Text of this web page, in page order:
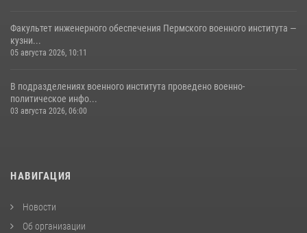
Факультет инженерного обеспечения Пермского военного института —
кузни...
05 августа 2026, 10:11
В подразделениях военного института проведено военно-
политическое инфо...
03 августа 2026, 06:00
НАВИГАЦИЯ
Новости
Об организации